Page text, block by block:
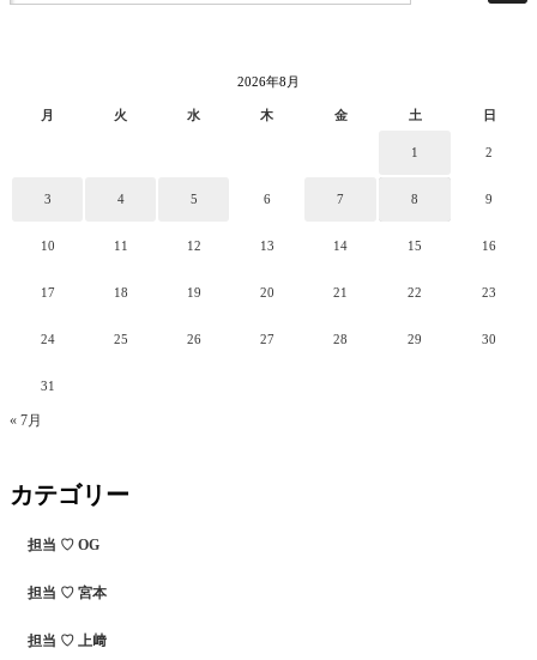
2026年8月
月 火 水 木 金 土 日
1 2
3 4 5 6 7 8 9
10 11 12 13 14 15 16
17 18 19 20 21 22 23
24 25 26 27 28 29 30
31
« 7月
カテゴリー
担当 ♡ OG
担当 ♡ 宮本
担当 ♡ 上﨑